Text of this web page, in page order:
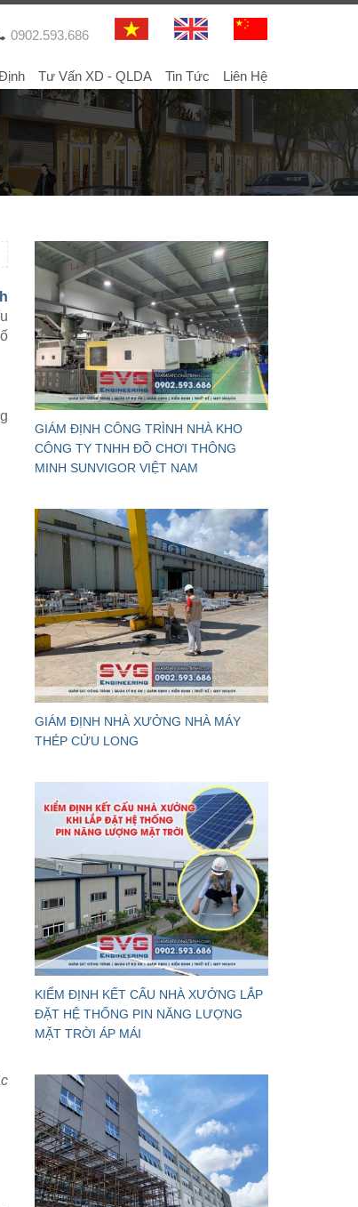
0902.593.686
Tư Vấn XD - QLDA Tin Tức Liên Hệ
GIÁM ĐỊNH CÔNG TRÌNH NHÀ KHO
CÔNG TY TNHH ĐỒ CHƠI THÔNG
MINH SUNVIGOR VIỆT NAM
GIÁM ĐỊNH NHÀ XƯỞNG NHÀ MÁY
THÉP CỬU LONG
KIỂM ĐỊNH KẾT CẤU NHÀ XƯỞNG LẮP
ĐẶT HỆ THỐNG PIN NĂNG LƯỢNG
MẶT TRỜI ÁP MÁI